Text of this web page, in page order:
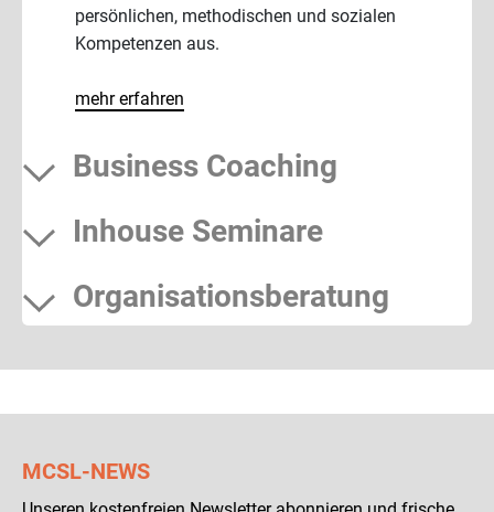
persönlichen, methodischen und sozialen
Kompetenzen aus.
mehr erfahren
Business Coaching
Inhouse Seminare
Organisationsberatung
MCSL-NEWS